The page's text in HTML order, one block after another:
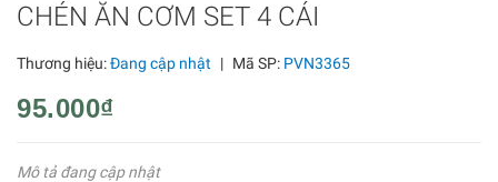
CHÉN ĂN CƠM SET 4 CÁI
Thương hiệu:Đang cập nhật | Mã SP: PVN3365
95.000₫
Mô tả đang cập nhật